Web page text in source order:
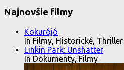
Najnovšie filmy
Kokurôjô
In Filmy, Historické, Thriller
Linkin Park: Unshatter
In Dokumenty, Filmy